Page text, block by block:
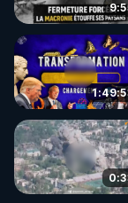
code :
▶ 30 jours
de bien-être
Rendez-vous
le code :